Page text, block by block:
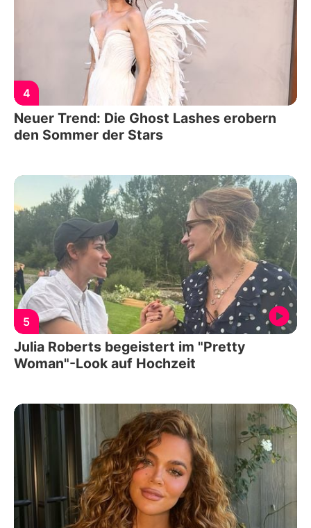
4
Neuer Trend: Die Ghost Lashes erobern
den Sommer der Stars
5
Julia Roberts begeistert im "Pretty
Woman"-Look auf Hochzeit